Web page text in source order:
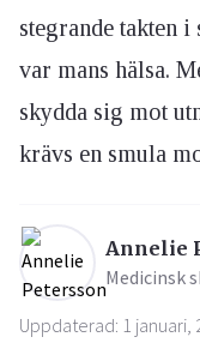
stegrande takten
var mans hälsa.
skydda sig mot
krävs en smula
Annelie
Medicinsk
Uppdaterad: 1 januari,